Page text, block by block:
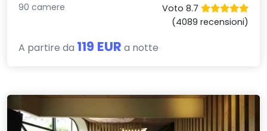
90 camere
Voto 8.7
(4089 recensioni)
A partire da 119 EUR a notte